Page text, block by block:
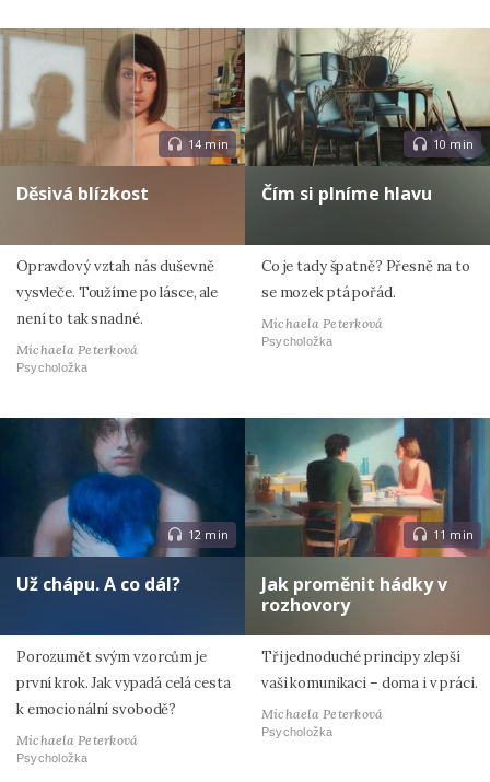
14 min
Děsivá blízkost
Opravdový vztah nás duševně
vysvleče. Toužíme po lásce, ale
není to tak snadné.
Michaela Peterková
Psycholožka
10 min
Čím si plníme hlavu
Co je tady špatně? Přesně na to
se mozek ptá pořád.
Michaela Peterková
Psycholožka
12 min
Už chápu. A co dál?
Porozumět svým vzorcům je
první krok. Jak vypadá celá cesta
k emocionální svobodě?
Michaela Peterková
Psycholožka
11 min
Jak proměnit hádky v
rozhovory
Tři jednoduché principy zlepší
vaši komunikaci – doma i v práci.
Michaela Peterková
Psycholožka